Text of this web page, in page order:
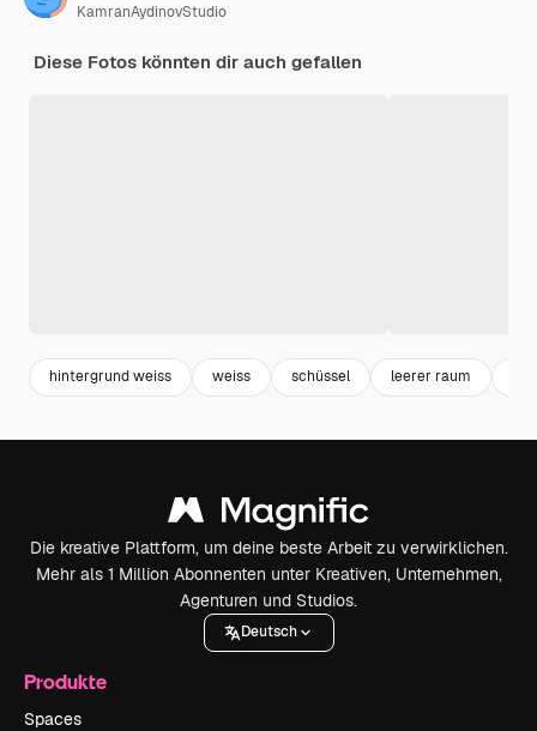
KamranAydinovStudio
Diese Fotos könnten dir auch gefallen
hintergrund weiss weiss schüssel leerer raum
Die kreative Plattform, um deine beste Arbeit zu verwirklichen.
Mehr als 1 Million Abonnenten unter Kreativen, Unternehmen,
Agenturen und Studios.
Deutsch
Produkte
Spaces